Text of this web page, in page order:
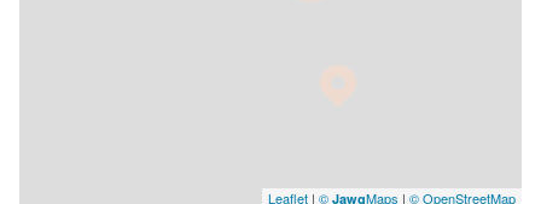
Leaflet | © JawgMaps | © OpenStreetMap